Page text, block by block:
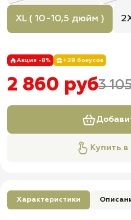
XL ( 10-10,5 дюйм )
Акция -8% +28 бонусов
2 860 руб3
Купить в
Характеристики